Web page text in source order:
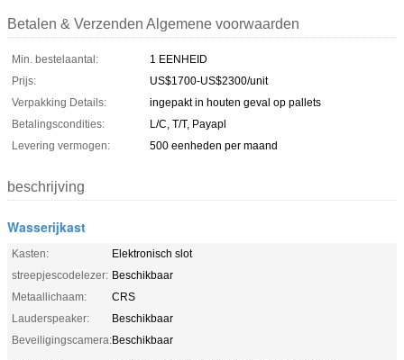
Betalen & Verzenden Algemene voorwaarden
Min. bestelaantal:
1 EENHEID
Prijs:
US$1700-US$2300/unit
Verpakking Details:
ingepakt in houten geval op pallets
Betalingscondities:
L/C, T/T, Payapl
Levering vermogen:
500 eenheden per maand
beschrijving
Wasserijkast
Kasten:
Elektronisch slot
streepjescodelezer: Beschikbaar
Metaallichaam:
CRS
Lauderspeaker:
Beschikbaar
Beveiligingscamera:Beschikbaar